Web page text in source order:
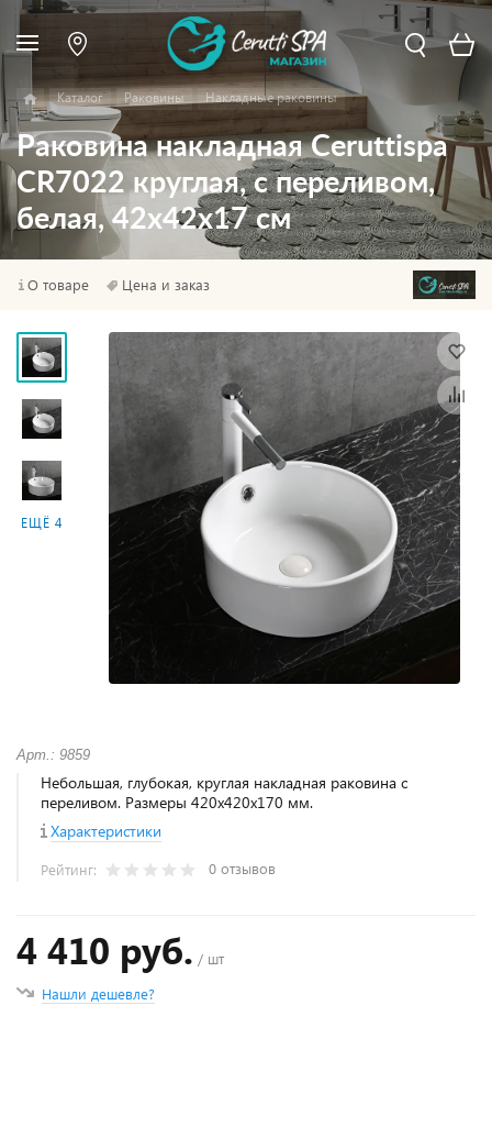
Каталог Раковины Накладные раковины
Раковина накладная Ceruttispa
CR7022 круглая, с переливом,
белая, 42х42х17 см
О товаре Цена и заказ
ЕЩЁ 4
Арт.: 9859
Небольшая, глубокая, круглая накладная раковина с
переливом. Размеры 420х420х170 мм.
Характеристики
Рейтинг: 0 отзывов
4 410 руб. / шт
Нашли дешевле?